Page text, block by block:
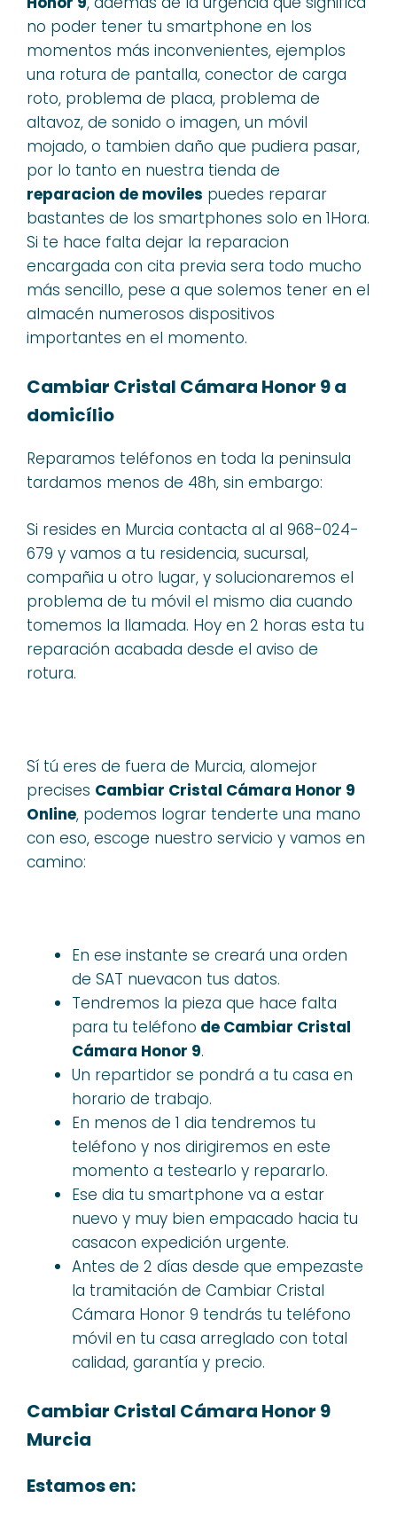
no poder tener tu smartphone en los
momentos más inconvenientes, ejemplos
una rotura de pantalla, conector de carga
roto, problema de placa, problema de
altavoz, de sonido o imagen, un móvil
mojado, o tambien daño que pudiera pasar,
por lo tanto en nuestra tienda de
reparacion de moviles puedes reparar
bastantes de los smartphones solo en 1Hora.
Si te hace falta dejar la reparacion
encargada con cita previa sera todo mucho
más sencillo, pese a que solemos tener en el
almacén numerosos dispositivos
importantes en el momento.
Cambiar Cristal Cámara Honor 9 a
domicílio
Reparamos teléfonos en toda la peninsula
tardamos menos de 48h, sin embargo:
Si resides en Murcia contacta al al 968-024-
679 y vamos a tu residencia, sucursal,
compañia u otro lugar, y solucionaremos el
problema de tu móvil el mismo dia cuando
tomemos la llamada. Hoy en 2 horas esta tu
reparación acabada desde el aviso de
rotura.
Sí tú eres de fuera de Murcia, alomejor
precises Cambiar Cristal Cámara Honor 9
Online, podemos lograr tenderte una mano
con eso, escoge nuestro servicio y vamos en
camino:
En ese instante se creará una orden
de SAT nuevacon tus datos.
Tendremos la pieza que hace falta
para tu teléfono de Cambiar Cristal
Cámara Honor 9.
Un repartidor se pondrá a tu casa en
horario de trabajo.
En menos de 1 dia tendremos tu
teléfono y nos dirigiremos en este
momento a testearlo y repararlo.
Ese dia tu smartphone va a estar
nuevo y muy bien empacado hacia tu
casacon expedición urgente.
Antes de 2 días desde que empezaste
la tramitación de Cambiar Cristal
Cámara Honor 9 tendrás tu teléfono
móvil en tu casa arreglado con total
calidad, garantía y precio.
Cambiar Cristal Cámara Honor 9
Murcia
Estamos en: